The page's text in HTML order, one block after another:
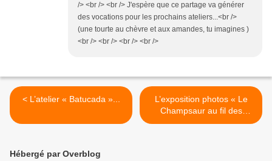
/> <br /> <br /> J'espère que ce partage va générer
des vocations pour les prochains ateliers...<br />
(une tourte au chèvre et aux amandes, tu imagines )
<br /> <br /> <br /> <br />
< L’atelier « Batucada »...
L’exposition photos « Le
Champsaur au fil des
saisons » >
Hébergé par Overblog